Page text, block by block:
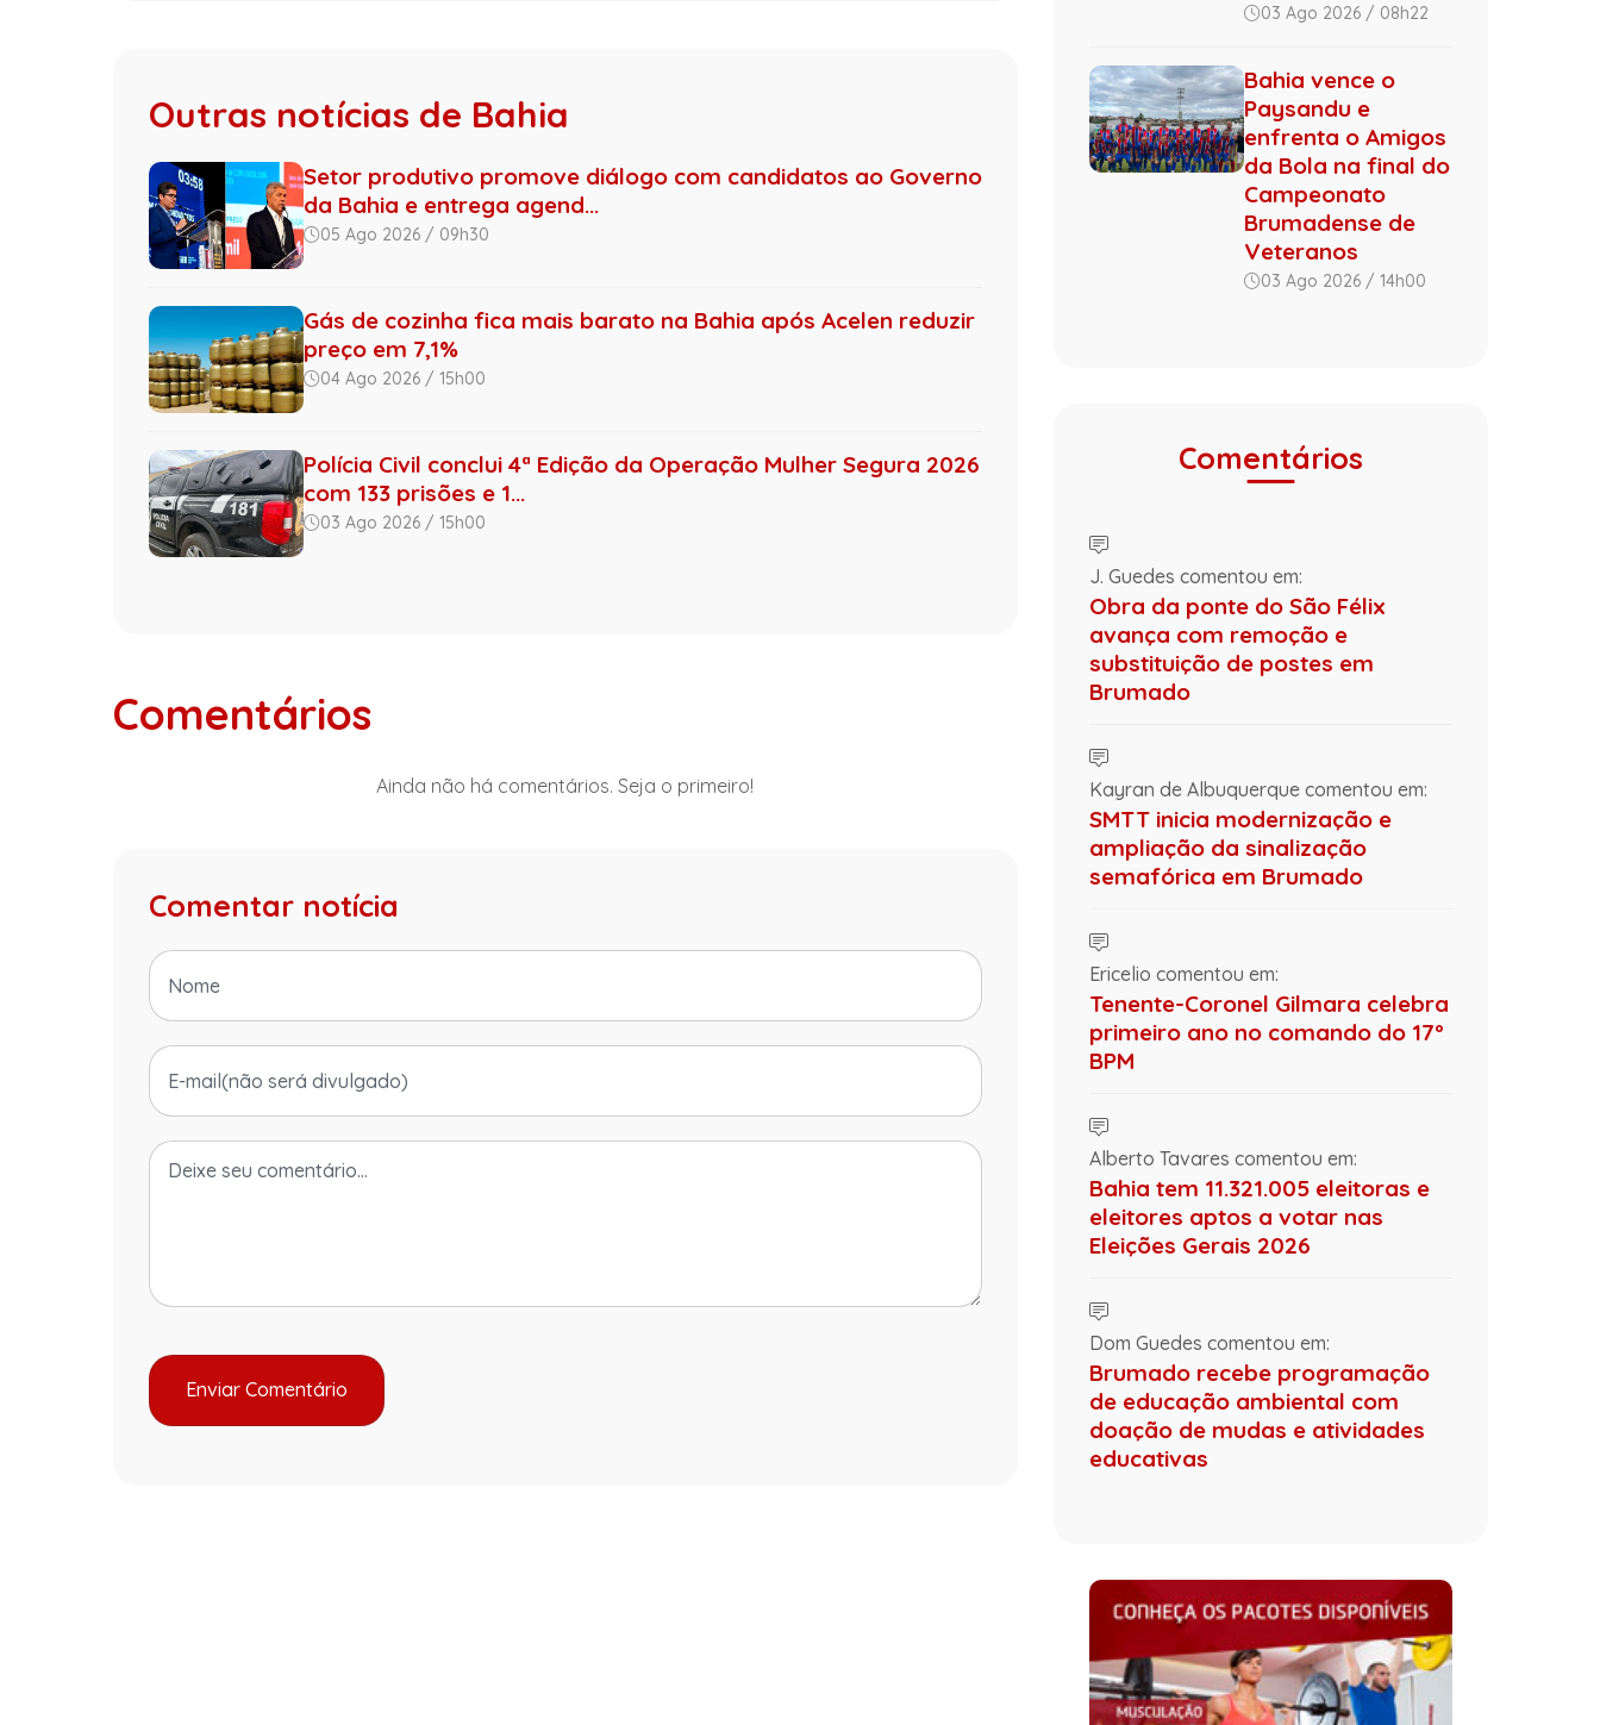
Outras notícias de Bahia
Setor produtivo promove diálogo com candidatos ao Governo
da Bahia e entrega agend...
05 Ago 2026 / 09h30
Gás de cozinha fica mais barato na Bahia após Acelen reduzir
preço em 7,1%
04 Ago 2026 / 15h00
Polícia Civil conclui 4ª Edição da Operação Mulher Segura 2026
com 133 prisões e 1...
03 Ago 2026 / 15h00
Comentários
Ainda não há comentários. Seja o primeiro!
Comentar notícia
03 Ago 2026 / 08h22
Bahia vence o
Paysandu e
enfrenta o Amigos
da Bola na final do
Campeonato
Brumadense de
Veteranos
03 Ago 2026 / 14h00
Comentários
J. Guedes comentou em:
Obra da ponte do São Félix
avança com remoção e
substituição de postes em
Brumado
Kayran de Albuquerque comentou em:
SMTT inicia modernização e
ampliação da sinalização
semafórica em Brumado
Ericelio comentou em:
Tenente-Coronel Gilmara celebra
primeiro ano no comando do 17º
BPM
Alberto Tavares comentou em:
Bahia tem 11.321.005 eleitoras e
eleitores aptos a votar nas
Eleições Gerais 2026
Dom Guedes comentou em:
Brumado recebe programação
de educação ambiental com
doação de mudas e atividades
educativas